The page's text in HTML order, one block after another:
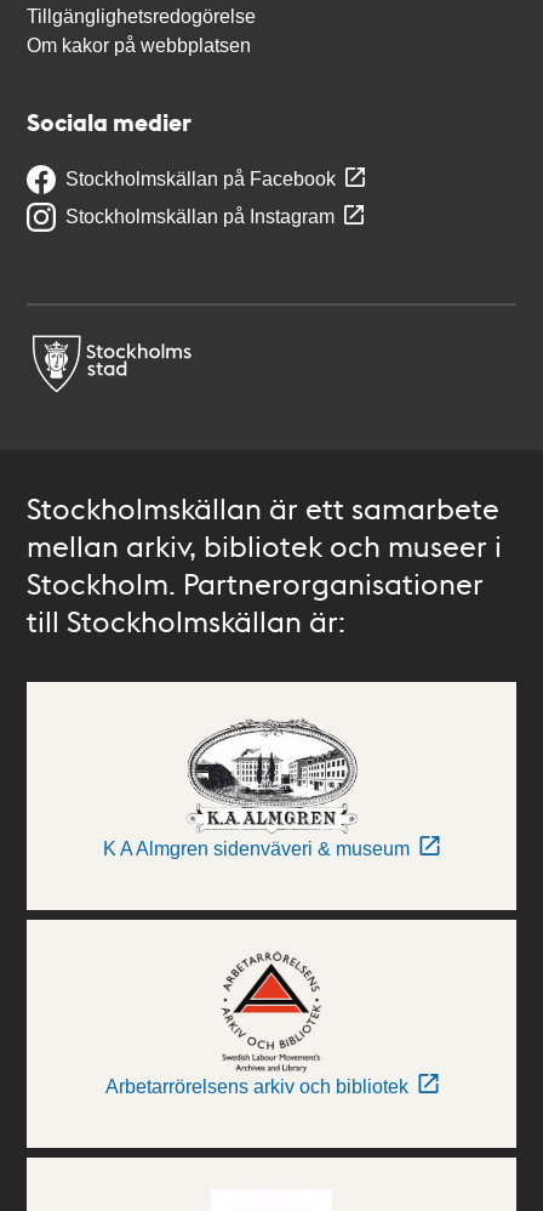
Tillgänglighetsredogörelse
Om kakor på webbplatsen
Sociala medier
Stockholmskällan på Facebook
Stockholmskällan på Instagram
Stockholmskällan är ett samarbete
mellan arkiv, bibliotek och museer i
Stockholm. Partnerorganisationer
till Stockholmskällan är:
K A Almgren sidenväveri & museum
Arbetarrörelsens arkiv och bibliotek